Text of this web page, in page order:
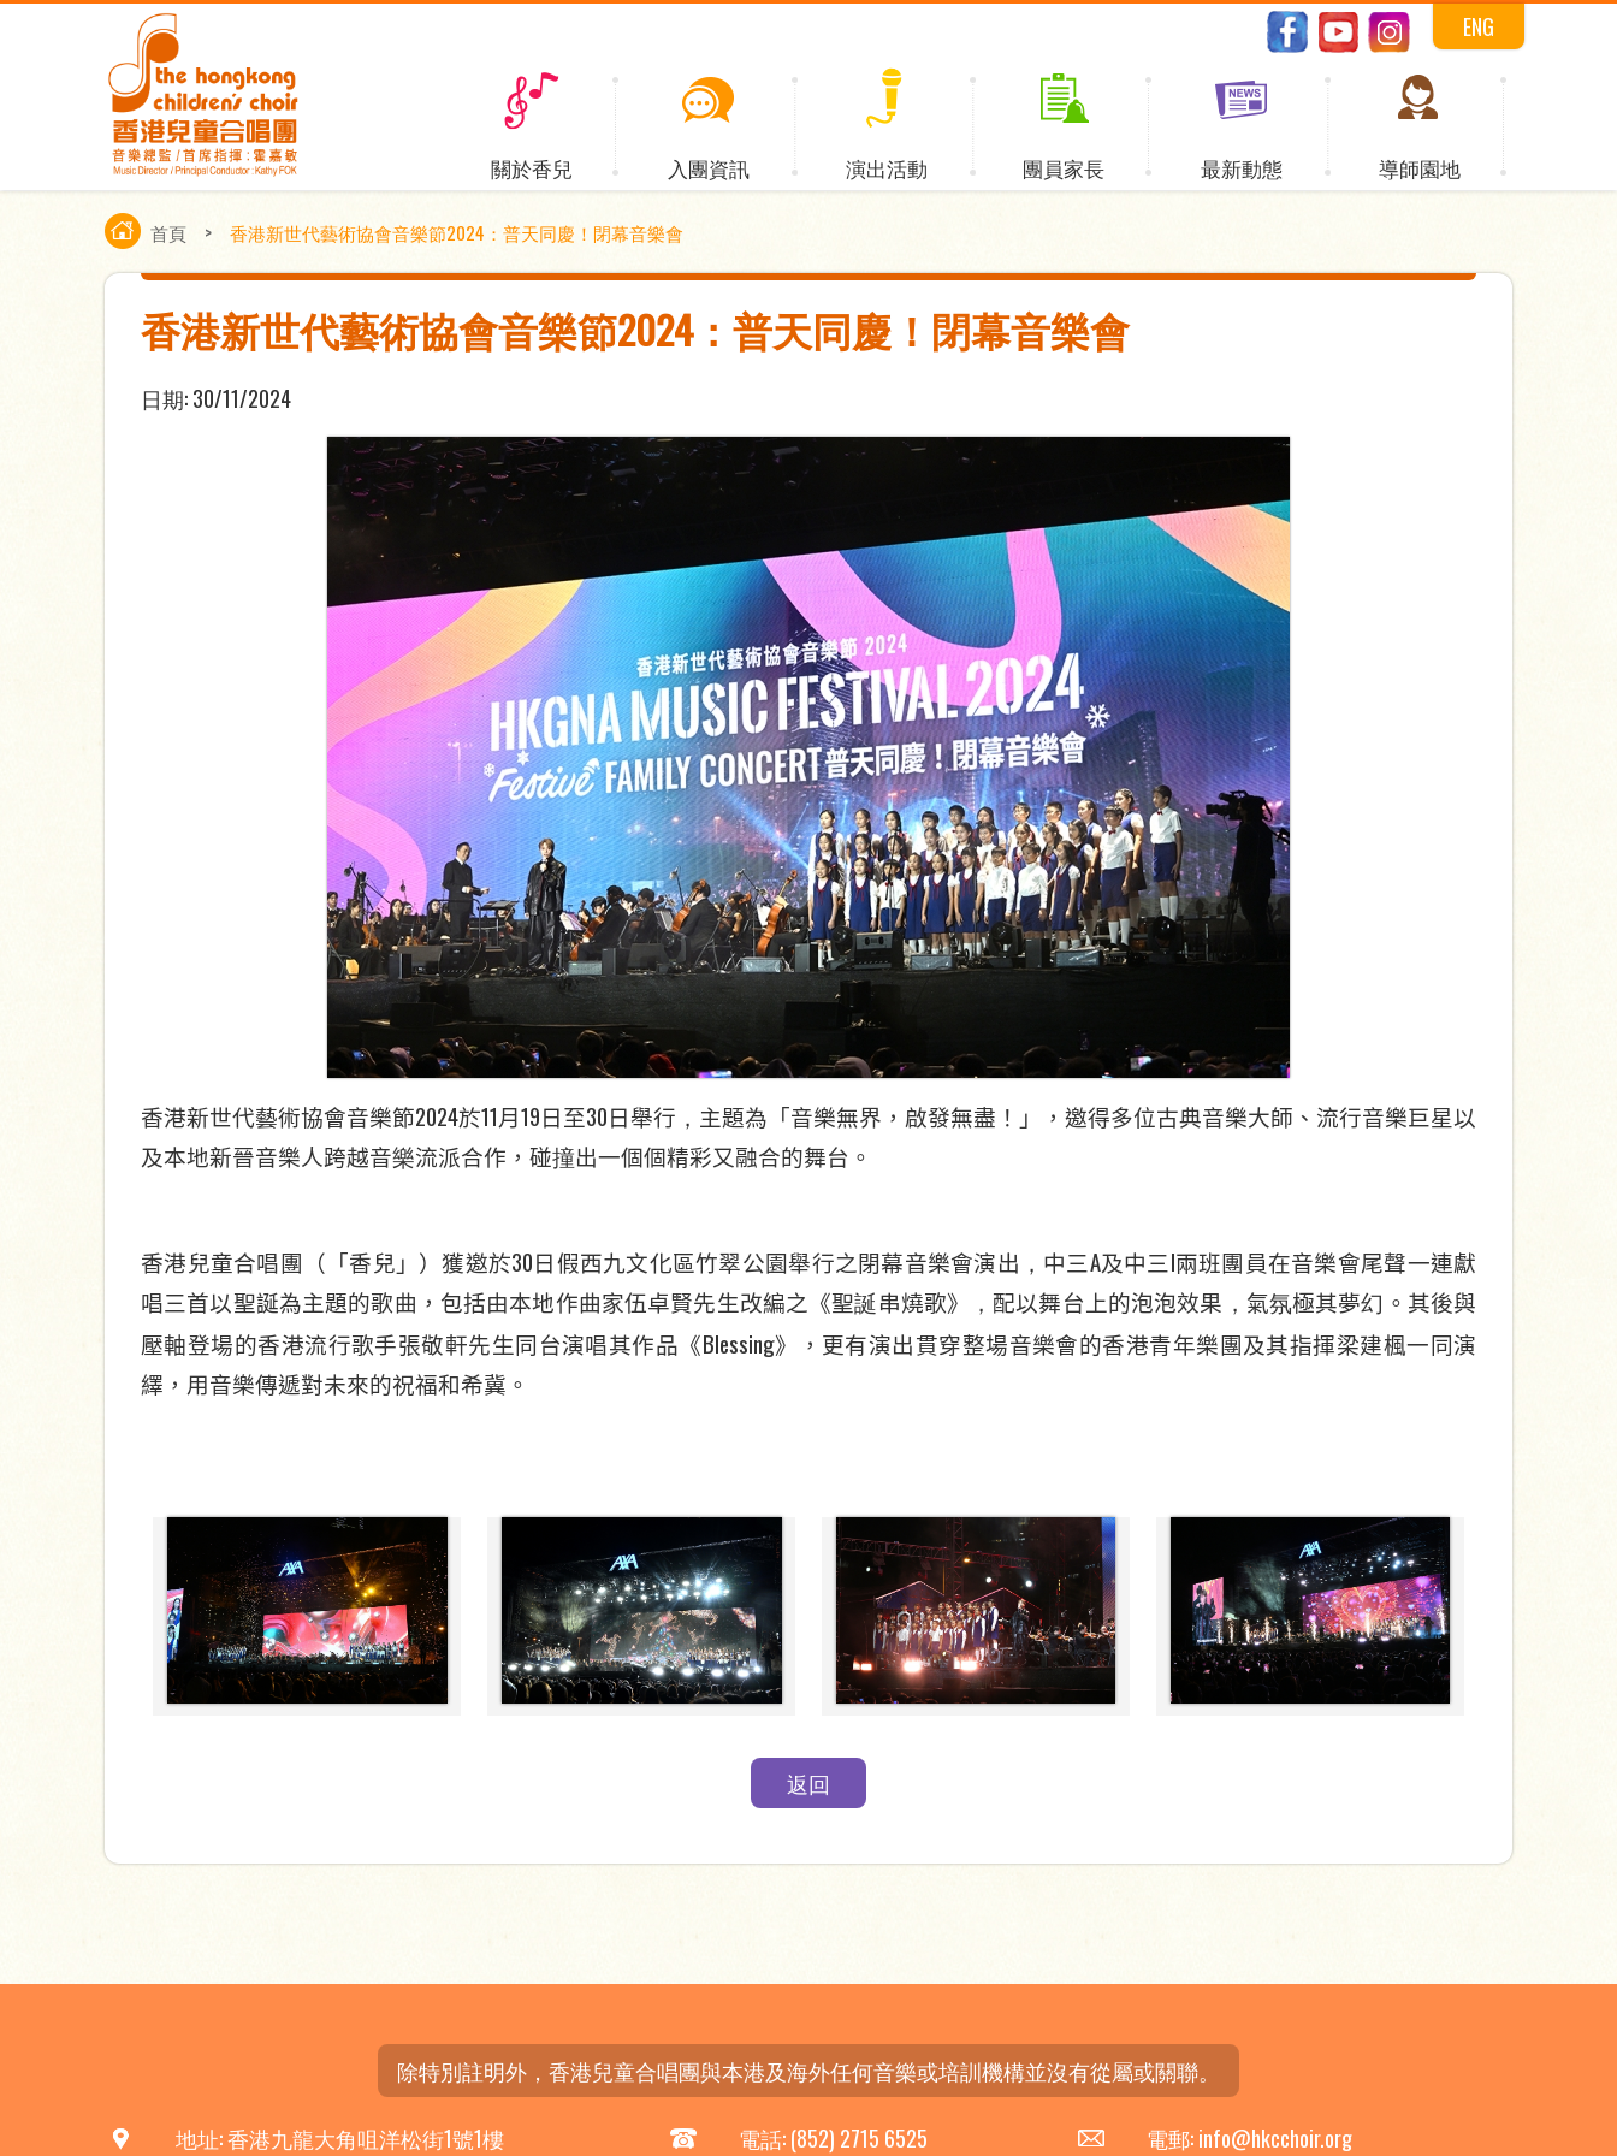
ENG
關於香兒 入團資訊 演出活動 團員家長 最新動態 導師園地
首頁 > 香港新世代藝術協會音樂節2024：普天同慶！閉幕音樂會
香港新世代藝術協會音樂節2024：普天同慶！閉幕音樂會
日期:30/11/2024
香港新世代藝術協會音樂節2024於11月 19 日至30 日舉行 ， 主題為「音樂無界，啟發無盡！」，邀得多位古典音樂大師、流行音樂巨星以
及本地新晉音樂人跨越音樂流派合作，碰撞出一個個精彩又融合的舞台。
香港兒童合唱團（「香兒」）獲邀於30 日假西九文化區竹翠公園舉行之閉幕音樂會演出 ， 中三A及中三I兩班團員在音樂會尾聲一連獻
唱三首以聖誕為主題的歌曲，包括由本地作曲家伍卓賢先生改編之《聖誕串燒歌》 ， 配以舞台上的泡泡效果 ， 氣氛極其夢幻 。其後與
壓軸登場的香港流行歌手張敬軒先生同台演唱其作品《Blessing》，更有演出貫穿整場音樂會的香港青年樂團及其指揮梁建楓一同演
繹，用音樂傳遞對未來的祝福和希冀。
返回
除特別註明外，香港兒童合唱團與本港及海外任何音樂或培訓機構並沒有從屬或關聯。
地址: 香港九龍大角咀洋松街1號1樓 電話: (852) 2715 6525 電郵: info@hkcchoir.org